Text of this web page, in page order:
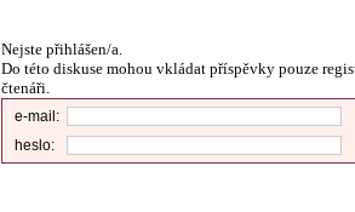
Nejste přihlášen/a.
Do této diskuse mohou vkládat příspěvky pouze
čtenáři.
e-mail:
heslo: